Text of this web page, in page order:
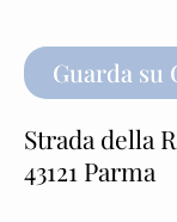
Guarda su
Strada della
43121 Parma